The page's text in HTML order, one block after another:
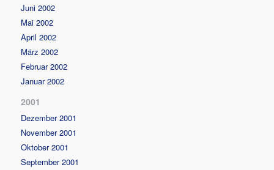
Juni 2002
Mai 2002
April 2002
März 2002
Februar 2002
Januar 2002
2001
Dezember 2001
November 2001
Oktober 2001
September 2001